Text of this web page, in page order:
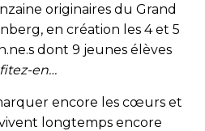
originaires du Grand
en création les 4 et 5
dont 9 jeunes élèves
en…
encore les cœurs et
vivent longtemps encore